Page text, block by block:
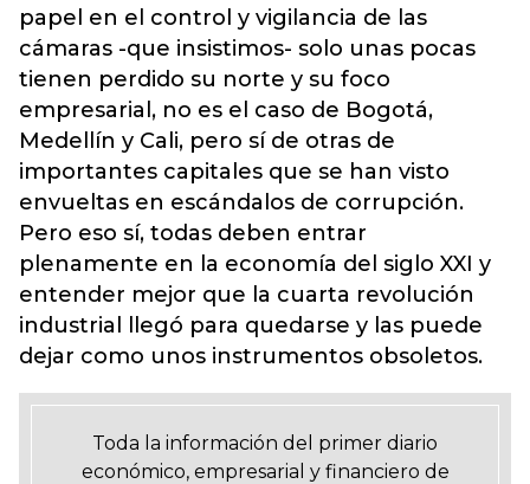
papel en el control y vigilancia de las
cámaras -que insistimos- solo unas pocas
tienen perdido su norte y su foco
empresarial, no es el caso de Bogotá,
Medellín y Cali, pero sí de otras de
importantes capitales que se han visto
envueltas en escándalos de corrupción.
Pero eso sí, todas deben entrar
plenamente en la economía del siglo XXI y
entender mejor que la cuarta revolución
industrial llegó para quedarse y las puede
dejar como unos instrumentos obsoletos.
Toda la información del primer diario
económico, empresarial y financiero de